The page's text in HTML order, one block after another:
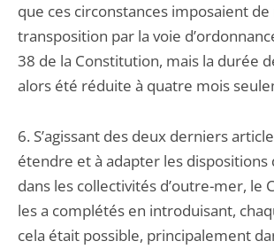
que ces circonstances imposaient
transposition par la voie
38 de la Constitution, mais la durée
alors été réduite à quatre mois
6. S’agissant des deux derniers
étendre et à adapter les dispositions
dans les collectivités d’outre-mer, le
les a complétés en introduisant,
cela était possible, principalement